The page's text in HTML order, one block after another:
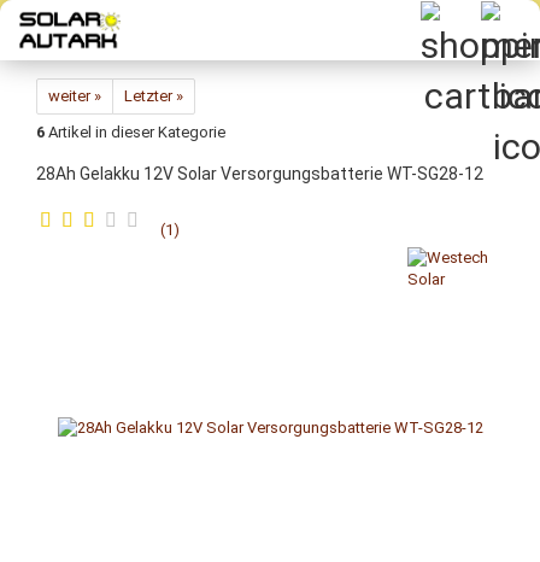
Direkt
zum
Hauptinhalt
weiter »
Letzter »
6 Artikel in dieser Kategorie
28Ah Ge­l­ak­ku 12V Solar Ver­sor­gungs­bat­te­rie WT-​SG28-12
1